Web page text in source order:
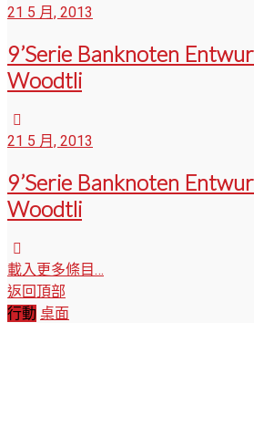
21 5 月, 2013
9’Serie Banknoten
Woodtli
21 5 月, 2013
9’Serie Banknoten
Woodtli
載入更多條目…
返回頂部
行動 桌面